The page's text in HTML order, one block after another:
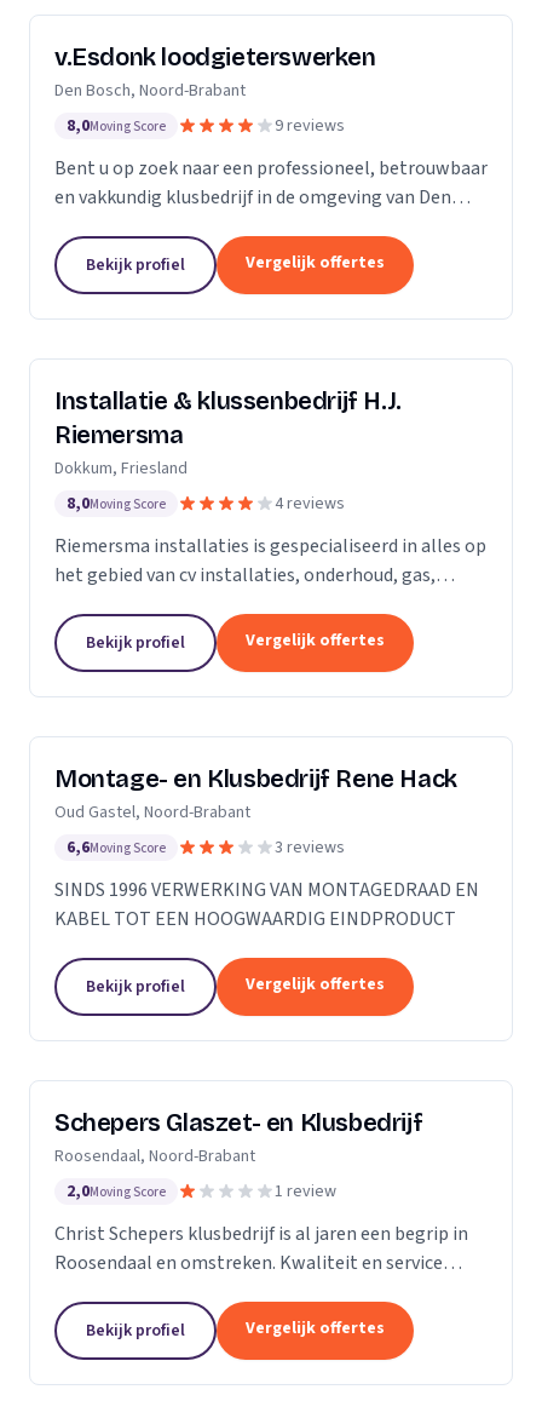
v.Esdonk loodgieterswerken
Den Bosch, Noord-Brabant
8,0Moving Score 9 reviews
Bent u op zoek naar een professioneel, betrouwbaar
en vakkundig klusbedrijf in de omgeving van Den
zowel particulieren als bedrijven kunnen wij...
Bekijk profiel Vergelijk offertes
Installatie & klussenbedrijf H.J.
Riemersma
Dokkum, Friesland
8,0Moving Score 4 reviews
Riemersma installaties is gespecialiseerd in alles op
het gebied van cv installaties, onderhoud, gas,
kleine klussen, onderhoud en elektra.
Bekijk profiel Vergelijk offertes
Montage- en Klusbedrijf Rene Hack
Oud Gastel, Noord-Brabant
6,6Moving Score 3 reviews
SINDS 1996 VERWERKING VAN MONTAGEDRAAD EN
KABEL TOT EEN HOOGWAARDIG EINDPRODUCT
Bekijk profiel Vergelijk offertes
Schepers Glaszet- en Klusbedrijf
Roosendaal, Noord-Brabant
2,0Moving Score 1 review
Christ Schepers klusbedrijf is al jaren een begrip in
Roosendaal en omstreken. Kwaliteit en service
grote tevredenheid onder onze klanten. Of het nu...
Bekijk profiel Vergelijk offertes